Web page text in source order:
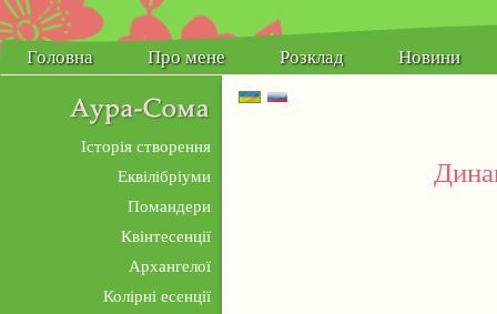
Головна Про мене Розклад Новини
Українська
Історія створення
Еквілібріуми
Помандери
Квінтесенції
Архангелої
Колірні есенції